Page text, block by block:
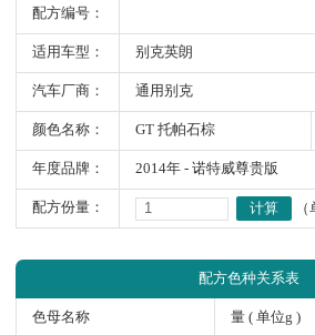
配方编号：
适用车型： 别克英朗
汽车厂商： 通用别克
颜色名称： GT 托帕石棕
年度品牌： 2014年 - 诺特威尊贵版
配方份量： 计算
配方色种关系表
色母名称 量 ( 单位g )